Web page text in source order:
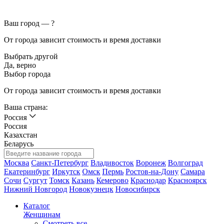
Ваш город — ?
От города зависит стоимость и время доставки
Выбрать другой
Да, верно
Выбор города
От города зависит стоимость и время доставки
Ваша страна:
Россия
Россия
Казахстан
Беларусь
Москва Санкт-Петербург Владивосток Воронеж Волгоград
Екатеринбург Иркутск Омск Пермь Ростов-на-Дону Самара
Сочи Сургут Томск Казань Кемерово Краснодар Красноярск
Нижний Новгород Новокузнецк Новосибирск
Каталог
Женщинам